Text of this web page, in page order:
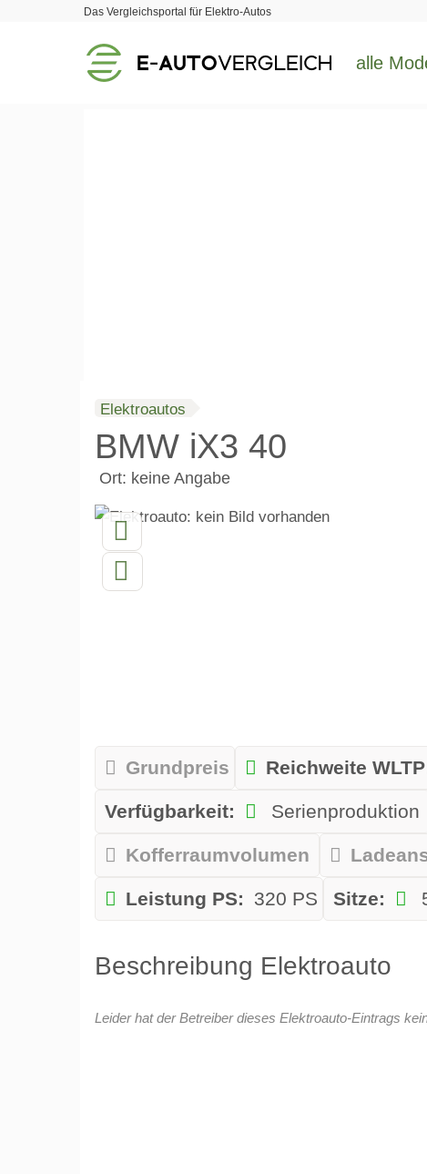
Das Vergleichsportal für Elektro-Autos
alle
Elektroautos
BMW iX3 40
Ort: keine Angabe
Grundpreis Reichweite
Verfügbarkeit:
Serienproduktion
Kofferraumvolumen
Leistung PS: 320 PS Sitze:
Beschreibung Elektroauto
Leider hat der Betreiber dieses Elektroauto-Eintrags